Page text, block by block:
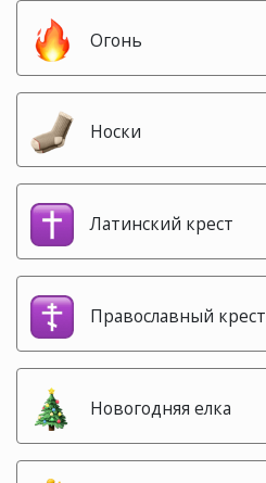
Огонь
Носки
Латинский крест
Православный крест
Новогодняя елка